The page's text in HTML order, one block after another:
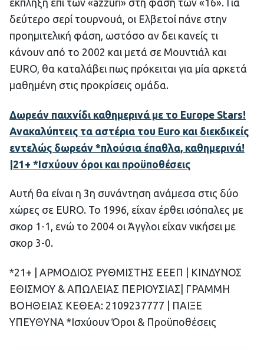
έκπληξη επί των «azzuri» στη φάση των «16». Για
δεύτερο σερί τουρνουά, οι Ελβετοί πάνε στην
προημιτελική φάση, ωστόσο αν δει κανείς τι
κάνουν από το 2002 και μετά σε Μουντιάλ και
EURO, θα καταλάβει πως πρόκειται για μία αρκετά
μαθημένη στις προκρίσεις ομάδα.
Δωρεάν παιχνίδι καθημερινά με το Europe Stars!
Ανακαλύπτεις τα αστέρια του Euro και διεκδικείς
εντελώς δωρεάν *πλούσια έπαθλα, καθημερινά!
|21+ *Ισχύουν όροι και προϋποθέσεις
Αυτή θα είναι η 3η συνάντηση ανάμεσα στις δύο
χώρες σε EURO. To 1996, είχαν έρθει ισόπαλες με
σκορ 1-1, ενώ το 2004 οι Άγγλοι είχαν νικήσει με
σκορ 3-0.
*​21+ | ΑΡΜΟΔΙΟΣ ΡΥΘΜΙΣΤΗΣ ΕΕΕΠ | ΚΙΝΔΥΝΟΣ
ΕΘΙΣΜΟΥ & ΑΠΩΛΕΙΑΣ ΠΕΡΙΟΥΣΙΑΣ| ΓΡΑΜΜΗ
ΒΟΗΘΕΙΑΣ ΚΕΘΕΑ: 2109237777 | ΠΑΙΞΕ
ΥΠΕΥΘΥΝΑ *Ισχύουν Όροι & Προϋποθέσεις